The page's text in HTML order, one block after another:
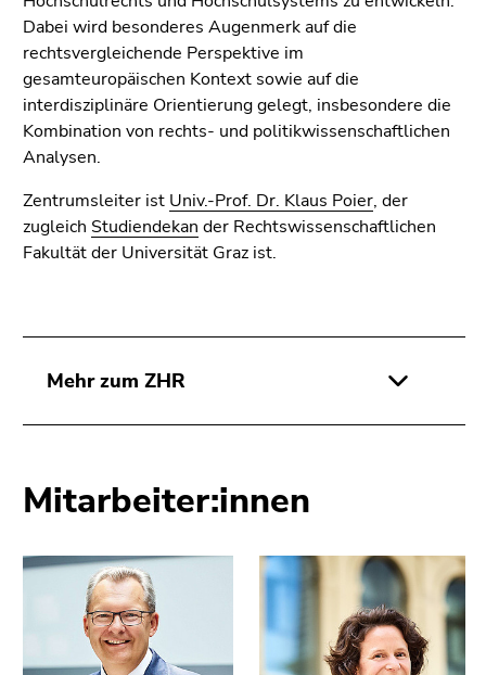
8)
Zur
Suche
(Zugriffstaste
9)
Dabei wird besonderes Augenmerk auf die
rechtsvergleichende Perspektive im
gesamteuropäischen Kontext sowie auf die
interdisziplinäre Orientierung gelegt, insbesondere die
Kombination von rechts- und politikwissenschaftlichen
Analysen.
Zentrumsleiter ist Univ.-Prof. Dr. Klaus Poier, der
zugleich Studiendekan der Rechtswissenschaftlichen
Fakultät der Universität Graz ist.
Mehr zum ZHR
Mitarbeiter:innen